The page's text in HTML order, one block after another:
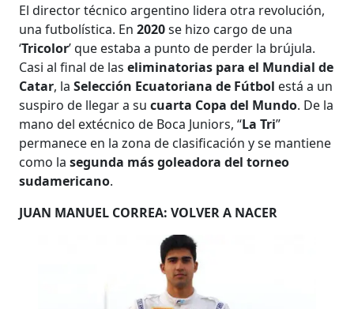
El director técnico argentino lidera otra revolución,
una futbolística. En2020se hizo cargo de una
‘Tricolor’ que estaba a punto de perder la brújula.
Casi al final de laseliminatorias para el Mundial de
Catar, laSelección Ecuatoriana de Fútbol está a un
suspiro de llegar a sucuarta Copa del Mundo. De la
mano del extécnico de Boca Juniors, “La Tri”
permanece en la zona de clasificación y se mantiene
como lasegunda más goleadora del torneo
sudamericano.
JUAN MANUEL CORREA: VOLVER A NACER